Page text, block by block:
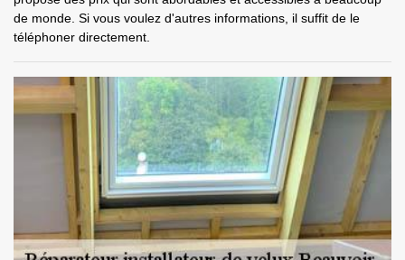
de monde. Si vous voulez d'autres informations, il suffit de le
téléphoner directement.